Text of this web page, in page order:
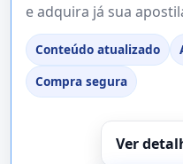
e adquira já sua
Conteúdo atualizado
Compra segura
Ver